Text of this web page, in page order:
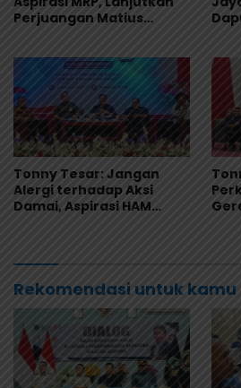
Perjuangan Matius
Masyarakat Adat
Tonny Tesar: Jangan
Alergi terhadap Aksi
Damai, Aspirasi HAM
Rekomendasi untuk kamu